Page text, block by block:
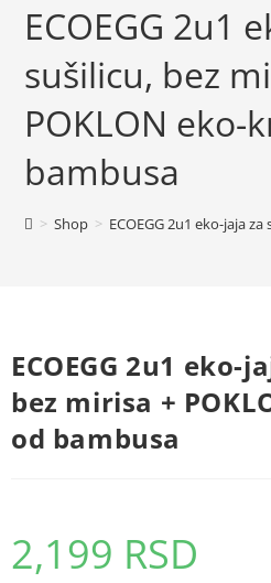
ECOEGG 2u1
sušilicu, bez
POKLON eko-
bambusa
> Shop > ECOEGG 2u1 eko-jaja
ECOEGG 2u1 eko-
bez mirisa +
od bambusa
2,199 RSD